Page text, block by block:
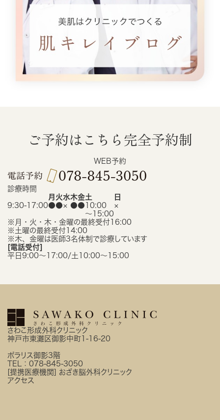
ご予約はこちら 完全予約制
WEB予約
診療時間
月 火水木金土
日
9:30-17:00●●× ●● 10:00
〜15:00
×
※月・火・木・金曜の最終受付16:00
※土曜の最終受付14:00
※木、金曜は医師3名体制で診療しています
[電話受付]
平日9:00〜17:00/土10:00〜15:00
さわこ形成外科クリニック
神戸市東灘区御影中町1-16-20
ポラリス御影3階
TEL： 078-845-3050
[提携医療機関] おざき脳外科クリニック
アクセス